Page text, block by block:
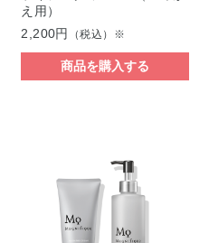
え用）
2,200円
（税込）※
商品を購入する